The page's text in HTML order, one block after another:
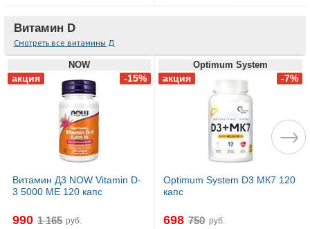
Витамин D
Смотреть все витамины Д
NOW
Витамин Д3 NOW Vitamin D-
3 5000 МЕ 120 капс
990 руб.
Optimum System
Optimum System D3 МК7 120
капс
698
руб.